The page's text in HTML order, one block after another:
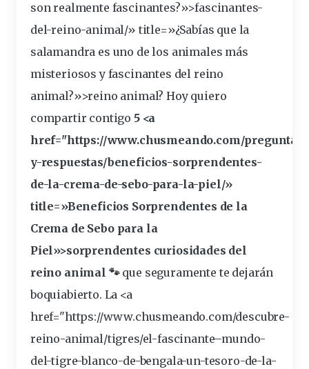
son realmente fascinantes?»>fascinantes-
del-reino-animal/» title=»¿Sabías que la
salamandra es uno de los animales más
misteriosos y fascinantes del reino
animal?»>reino animal? Hoy quiero
compartir contigo 5 <a
href="https://www.chusmeando.com/preguntas-
y-respuestas/beneficios-sorprendentes-
de-la-crema-de-sebo-para-la-piel/»
title=»Beneficios Sorprendentes de la
Crema de Sebo para la
Piel»>sorprendentes curiosidades del
reino animal 🐾que seguramente te dejarán
boquiabierto. La <a
href="https://www.chusmeando.com/descubre-
reino-animal/tigres/el-fascinante–mundo-
del-tigre-blanco-de-bengala-un-tesoro-de-la-